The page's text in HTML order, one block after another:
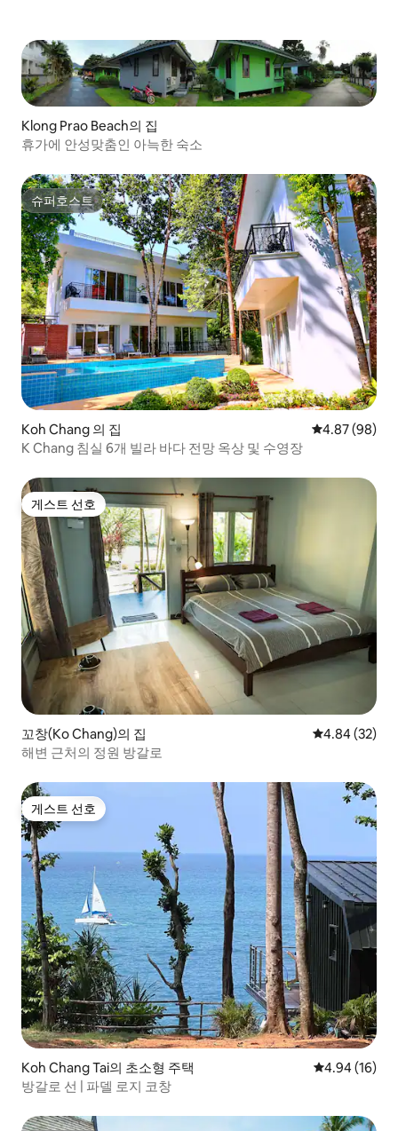
Klong Prao Beach의 집
휴가에 안성맞춤인 아늑한 숙소
슈퍼호스트
슈퍼호스트
Koh Chang 의 집 평점 4.87점(5
4.87 (98)
K Chang 침실 6개 빌라 바다 전망 옥상 및 수영장
게스트 선호
게스트 선호
꼬창(Ko Chang)의 집 평점 4.84점(5
4.84 (32)
해변 근처의 정원 방갈로
게스트 선호
게스트 선호
Koh Chang Tai의 초소형 주택 평점 4.94점(5
4.94 (16)
방갈로 선 | 파델 로지 코창